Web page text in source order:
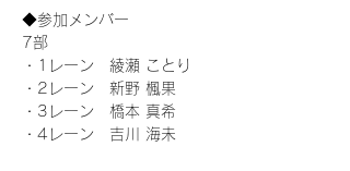
◆参加メンバー
7部
・1レーン　綾瀬 ことり
・2レーン　新野 楓果
・3レーン　橋本 真希
・4レーン　吉川 海未